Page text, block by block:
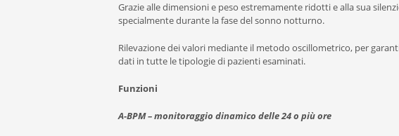
Grazie alle dimensioni e peso estremamente ridotti e alla sua
specialmente durante la fase del sonno notturno.
Rilevazione dei valori mediante il metodo oscillometrico, per
dati in tutte le tipologie di pazienti esaminati.
Funzioni
A-BPM – monitoraggio dinamico delle 24 o più ore